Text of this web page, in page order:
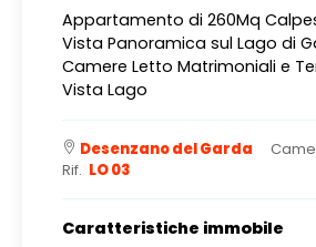
Appartamento di 260Mq
Vista Panoramica sul Lago di
Camere Letto Matrimoniali e
Vista Lago
Desenzano del Garda
Rif. LO 03
Caratteristiche immobile